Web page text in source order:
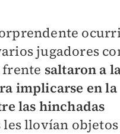
jugadores
frente saltaron a
implicarse en la
las hinchadas
llovían